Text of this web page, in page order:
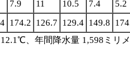
7.9 11 10.5 7.4
5.2
174.2 126.7 129.4 149.8
、年間降水量 1,598ミリ